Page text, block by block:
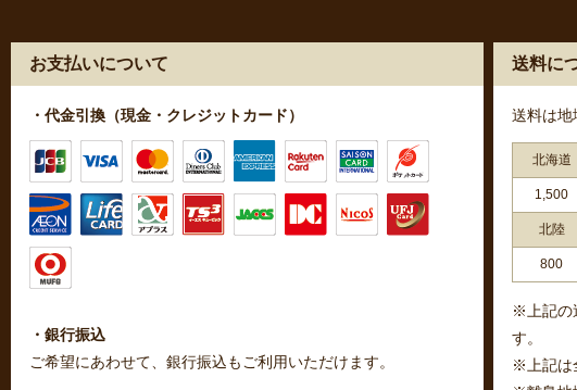
お支払いについて
・代金引換（現金・クレジットカード）
・銀行振込
ご希望にあわせて、銀行振込もご利用いただけます。
送料に
送料は地
北海道
1,500
北陸
800
※上記の
す。
※上記は